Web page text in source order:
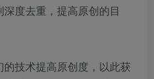
度去重，提高原创的目
技术提高原创度，以此获